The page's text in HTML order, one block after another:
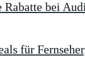
bei
für